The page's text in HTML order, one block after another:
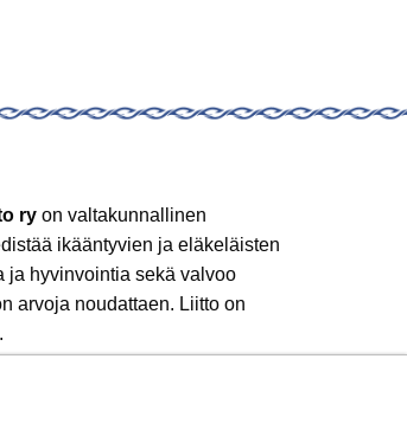
ry on valtakunnallinen
ikääntyvien ja eläkeläisten
ja hyvinvointia sekä valvoo
arvoja noudattaen. Liitto on